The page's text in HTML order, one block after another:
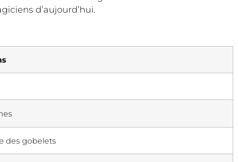
d’aujourd’hui.
des gobelets